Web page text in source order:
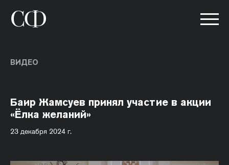
ВИДЕО
Баир Жамсуев принял участие в акции
«Ёлка желаний»
23 декабря 2024 г.